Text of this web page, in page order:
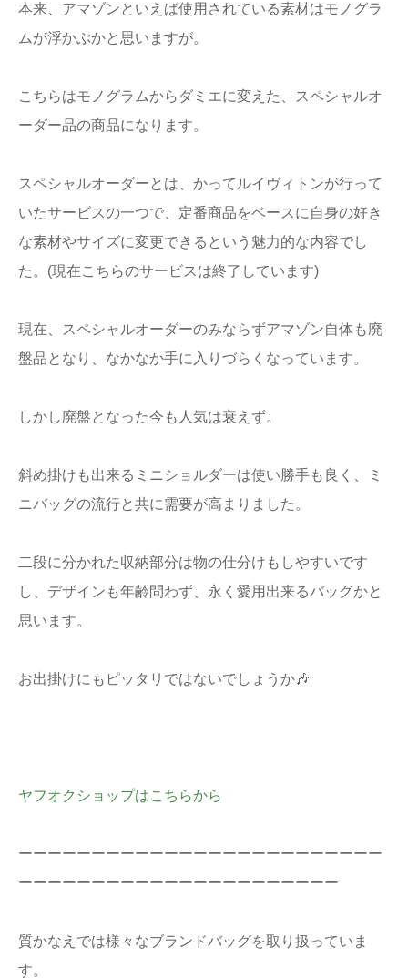
本来、アマゾンといえば使用されている素材はモノグラ
ムが浮かぶかと思いますが。
こちらはモノグラムからダミエに変えた、スペシャルオ
ーダー品の商品になります。
スペシャルオーダーとは、かってルイヴィトンが行って
いたサービスの一つで、定番商品をベースに自身の好き
な素材やサイズに変更できるという魅力的な内容でし
た。(現在こちらのサービスは終了しています)
現在、スペシャルオーダーのみならずアマゾン自体も廃
盤品となり、なかなか手に入りづらくなっています。
しかし廃盤となった今も人気は衰えず。
斜め掛けも出来るミニショルダーは使い勝手も良く、ミ
ニバッグの流行と共に需要が高まりました。
二段に分かれた収納部分は物の仕分けもしやすいです
し、デザインも年齢問わず、永く愛用出来るバッグかと
思います。
お出掛けにもピッタリではないでしょうか🎶
ヤフオクショップはこちらから
ーーーーーーーーーーーーーーーーーーーーーーーーー
ーーーーーーーーーーーーーーーーーーーーーー
質かなえでは様々なブランドバッグを取り扱っていま
す。